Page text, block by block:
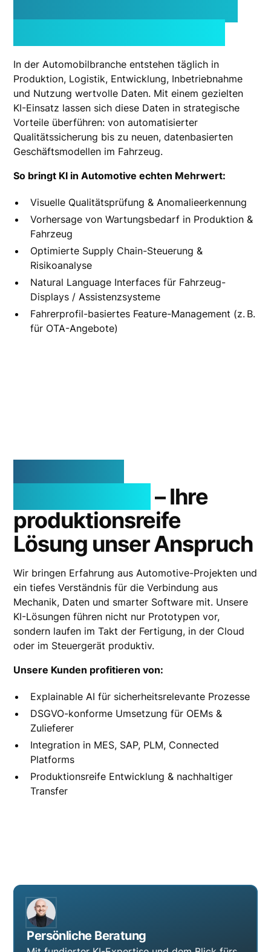
In der Automobilbranche entstehen täglich in
Produktion, Logistik, Entwicklung, Inbetriebnahme
und Nutzung wertvolle Daten. Mit einem gezielten
KI-Einsatz lassen sich diese Daten in strategische
Vorteile überführen: von automatisierter
Qualitätssicherung bis zu neuen, datenbasierten
Geschäftsmodellen im Fahrzeug.
So bringt KI in Automotive echten Mehrwert:
Visuelle Qualitätsprüfung & Anomalieerkennung
Vorhersage von Wartungsbedarf in Produktion &
Fahrzeug
Optimierte Supply Chain-Steuerung &
Risikoanalyse
Natural Language Interfaces für Fahrzeug-
Displays / Assistenzsysteme
Fahrerprofil-basiertes Feature-Management (z. B.
für OTA-Angebote)
– Ihre
produktionsreife
Lösung unser Anspruch
Wir bringen Erfahrung aus Automotive-Projekten und
ein tiefes Verständnis für die Verbindung aus
Mechanik, Daten und smarter Software mit. Unsere
KI-Lösungen führen nicht nur Prototypen vor,
sondern laufen im Takt der Fertigung, in der Cloud
oder im Steuergerät produktiv.
Unsere Kunden profitieren von:
Explainable AI für sicherheitsrelevante Prozesse
DSGVO-konforme Umsetzung für OEMs &
Zulieferer
Integration in MES, SAP, PLM, Connected
Platforms
Produktionsreife Entwicklung & nachhaltiger
Transfer
Persönliche Beratung